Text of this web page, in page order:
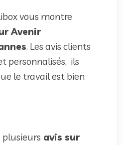
vous montre
Avenir
. Les avis clients
personnalisés, ils
le travail est bien
plusieurs avis sur